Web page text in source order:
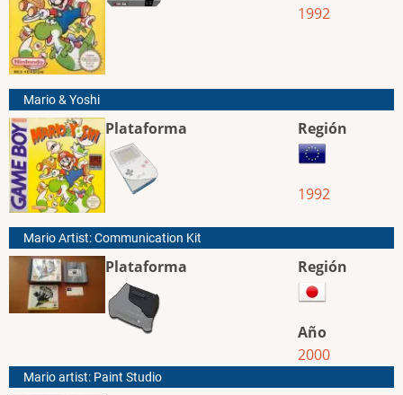
1992
Mario & Yoshi
Plataforma Región
1992
Mario Artist: Communication Kit
Plataforma Región
Año
2000
Mario artist: Paint Studio